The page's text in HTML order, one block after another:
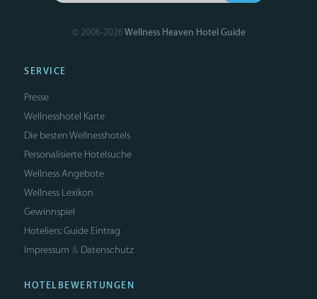
© 2006-2026Wellness Heaven Hotel Guide
SERVICE
Presse
Wellnesshotel Karte
Die besten Wellnesshotels
Personalisierte Hotelsuche
Wellness Angebote
Wellness Lexikon
Gewinnspiel
Hoteliers: Guide Eintrag
Impressum & Datenschutz
HOTELBEWERTUNGEN